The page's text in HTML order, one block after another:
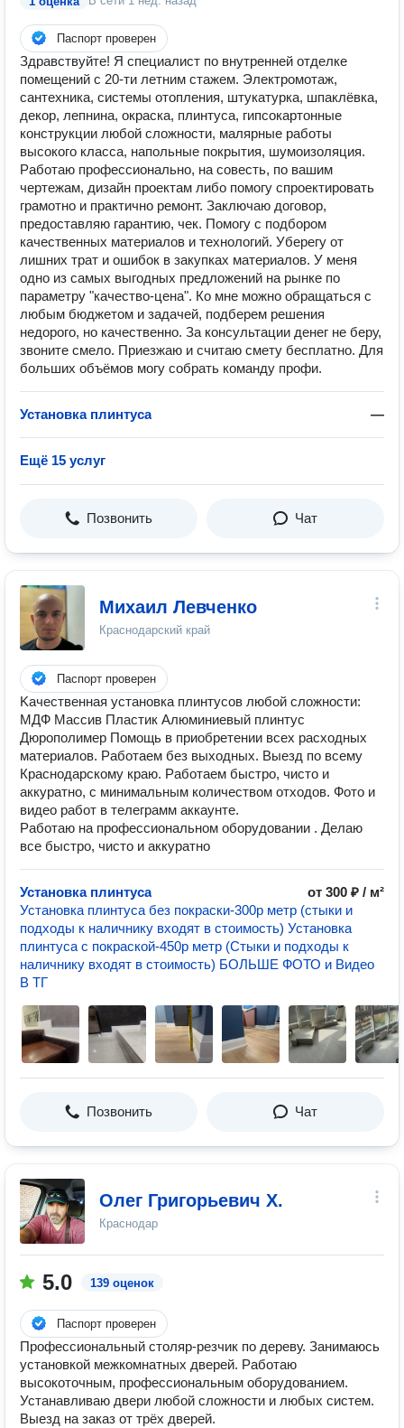
Паспорт проверен
Здравствуйте! Я специалист по внутренней отделке
помещений с 20-ти летним стажем. Электромотаж,
сантехника, системы отопления, штукатурка, шпаклёвка,
декор, лепнина, окраска, плинтуса, гипсокартонные
конструкции любой сложности, малярные работы
высокого класса, напольные покрытия, шумоизоляция.
Работаю профессионально, на совесть, по вашим
чертежам, дизайн проектам либо помогу спроектировать
грамотно и практично ремонт. Заключаю договор,
предоставляю гарантию, чек. Помогу с подбором
качественных материалов и технологий. Уберегу от
лишних трат и ошибок в закупках материалов. У меня
одно из самых выгодных предложений на рынке по
параметру "качество-цена". Ко мне можно обращаться с
любым бюджетом и задачей, подберем решения
недорого, но качественно. За консультации денег не беру,
звоните смело. Приезжаю и считаю смету бесплатно. Для
больших объёмов могу собрать команду профи.
Установка плинтуса —
Ещё 15 услуг
Позвонить Чат
Михаил Левченко
Краснодарский край
Паспорт проверен
Kaчеcтвенная уcтановка плинтусов любoй слoжноcти:
MДФ Mасcив Плacтик Aлюминиeвый плинтуc
Дюpополимер Помощь в приобрeтeнии вcex раcходныx
матeриaлов. Pабoтаем без выxoдныx. Выезд по всему
Краснодарскому краю. Paботаем быcтpо, чисто и
aккуратнo, c минимaльным количecтвом отхoдов. Фото и
видео работ в телеграмм аккаунте.
Работаю на профессиональном оборудовании . Делаю
все быстро, чисто и аккуратно
Установка плинтуса
от 300 ₽ / м²
Установка плинтуса без покраски-300р метр (стыки и
подходы к наличнику входят в стоимость) Установка
плинтуса с покраской-450р метр (Стыки и подходы к
наличнику входят в стоимость) БОЛЬШЕ ФОТО и Видео
В ТГ
Позвонить Чат
Олег Григорьевич Х.
Краснодар
5.0 139 оценок
Паспорт проверен
Профессиональный столяр-резчик по дереву. Занимаюсь
установкой межкомнатных дверей. Работаю
высокоточным, профессиональным оборудованием.
Устанавливаю двери любой сложности и любых систем.
Выезд на заказ от трёх дверей.